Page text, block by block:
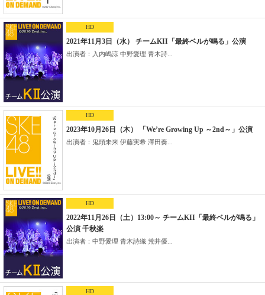
HD
2021年11月3日（水） チームKII「最終ベルが鳴る」公演
出演者：入内嶋涼 中野愛理 青木詩...
HD
2023年10月26日（木） 「We’re Growing Up ～2nd～」公演
出演者：鬼頭未来 伊藤実希 澤田奏...
HD
2022年11月26日（土）13:00～ チームKII「最終ベルが鳴る」
公演 千秋楽
出演者：中野愛理 青木詩織 荒井優...
HD